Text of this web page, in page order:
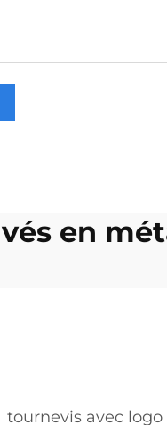
en
tournevis avec